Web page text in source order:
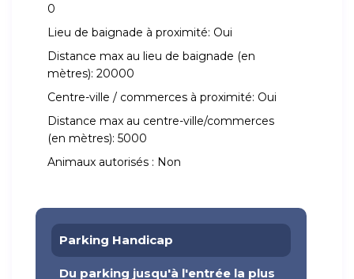
0
Lieu de baignade à proximité: Oui
Distance max au lieu de baignade (en
mètres): 20000
Centre-ville / commerces à proximité: Oui
Distance max au centre-ville/commerces
(en mètres): 5000
Animaux autorisés : Non
Parking Handicap
Du parking jusqu'à l'entrée la plus